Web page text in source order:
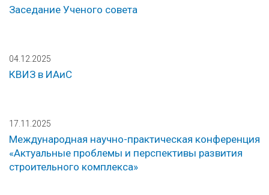
Заседание Ученого совета
04.12.2025
КВИЗ в ИАиС
17.11.2025
Международная научно-практическая конференция
«Актуальные проблемы и перспективы развития
строительного комплекса»